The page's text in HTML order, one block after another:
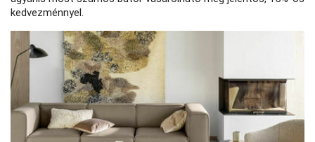
kedvezménnyel.